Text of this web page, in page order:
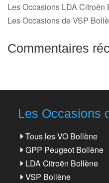
Les Occasions LDA Citroën
Les Occasions de VSP
Commentaires
Les Occasions
Tous les VO Bollène
GPP Peugeot Bollène
LDA Citroën Bollène
VSP Bollène